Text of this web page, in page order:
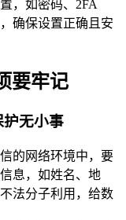
，如密码、2FA
确保设置正确且安
要牢记
护无小事
的网络环境中，要
息，如姓名、地
法分子利用，给数